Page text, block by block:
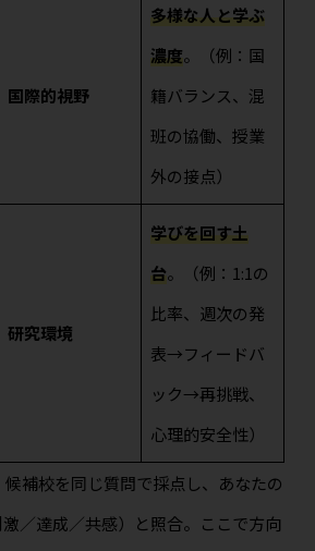
国際的視野
多様な人と学ぶ
濃度。（例：国
籍バランス、混
班の協働、授業
外の接点）
研究環境
学びを回す土
台。（例：1:1の
比率、週次の発
表→フィードバ
ック→再挑戦、
心理的安全性）
候補校を同じ質問で採点し、あなたの
／達成／共感）と照合。ここで方向